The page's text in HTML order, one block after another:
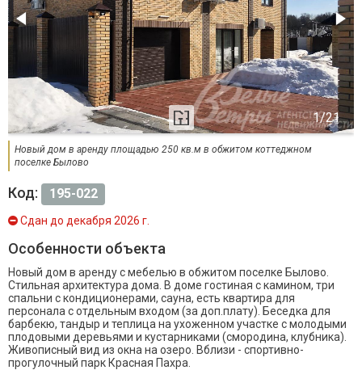
Новый дом в аренду площадью 250 кв.м в обжитом коттеджном
поселке Былово
Код: 195-022
Сдан до декабря 2026 г.
Особенности объекта
Новый дом в аренду с мебелью в обжитом поселке Былово.
Стильная архитектура дома. В доме гостиная с камином, три
спальни с кондиционерами, сауна, есть квартира для
персонала с отдельным входом (за доп.плату). Беседка для
барбекю, тандыр и теплица на ухоженном участке с молодыми
плодовыми деревьями и кустарниками (смородина, клубника).
Живописный вид из окна на озеро. Вблизи - спортивно-
прогулочный парк Красная Пахра.